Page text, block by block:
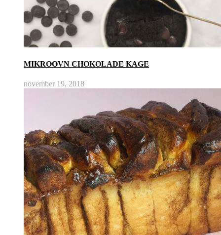
MIKROOVN CHOKOLADE KAGE
november 19, 2018